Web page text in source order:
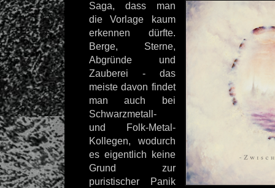
Saga, dass man
die Vorlage kaum
erkennen dürfte.
Berge, Sterne,
Abgründe und
Zauberei - das
meiste davon findet
man auch bei
Schwarzmetall-
und Folk-Metal-
Kollegen, wodurch
es eigentlich keine
Grund zur
puristischer Panik